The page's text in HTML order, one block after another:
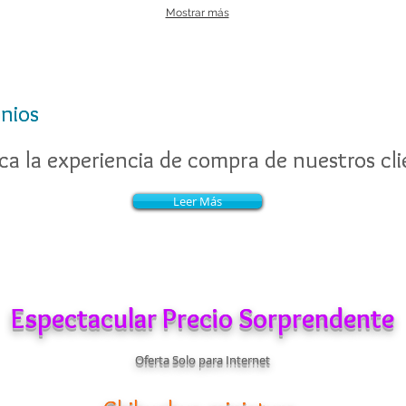
Mostrar más
la experiencia de compra de nuestros
Leer Más
la experiencia de compra de nuestros
Leer Más
Espectacular Precio Sorprendente
Oferta Solo para Internet